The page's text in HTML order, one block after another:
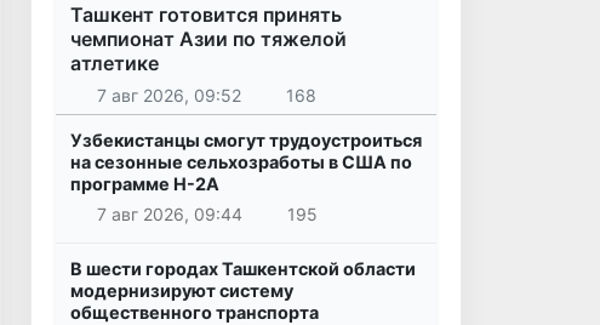
Ташкент готовится принять
чемпионат Азии по тяжелой
атлетике
7 авг 2026, 09:52 168
Узбекистанцы смогут трудоустроиться
на сезонные сельхозработы в США по
программе H-2A
7 авг 2026, 09:44
195
В шести городах Ташкентской области
модернизируют систему
общественного транспорта